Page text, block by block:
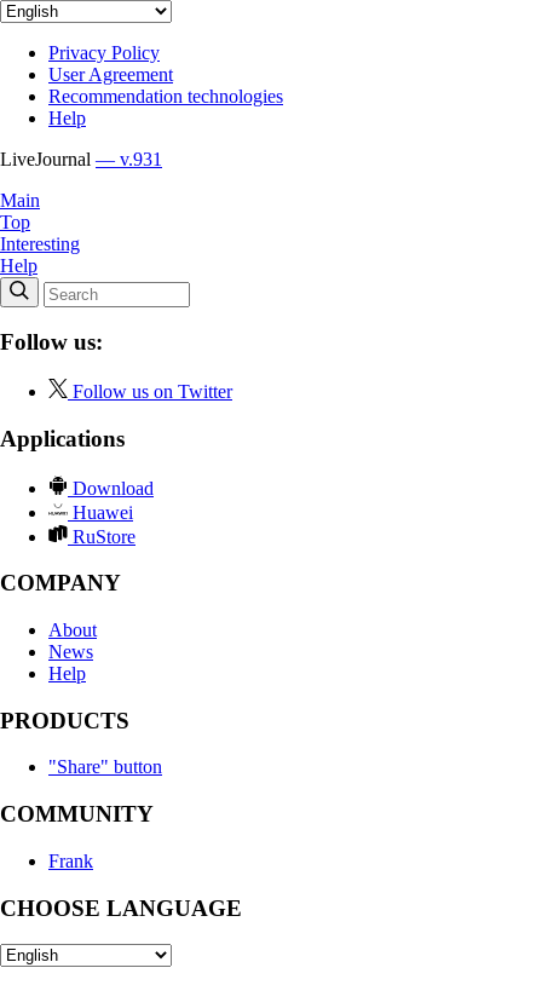
Privacy Policy
User Agreement
Recommendation technologies
Help
LiveJournal — v.931
Main
Top
Interesting
Help
Follow us:
Follow us on Twitter
Applications
Download
Huawei
RuStore
COMPANY
About
News
Help
PRODUCTS
"Share" button
COMMUNITY
Frank
CHOOSE LANGUAGE